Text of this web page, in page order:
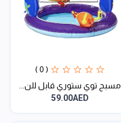
( 0 )
مسبح توي ستوري قابل للن...
59.00AED